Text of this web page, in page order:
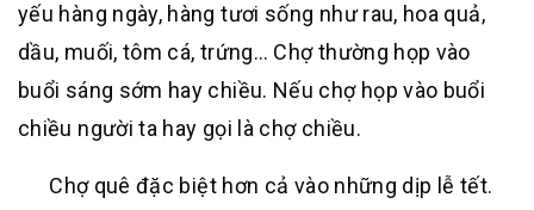
yếu hàng ngày, hàng tươi sống như rau, hoa quả,
dầu, muối, tôm cá, trứng… Chợ thường họp vào
buổi sáng sớm hay chiều. Nếu chợ họp vào buổi
chiều người ta hay gọi là chợ chiều.
Chợ quê đặc biệt hơn cả vào những dịp lễ tết.